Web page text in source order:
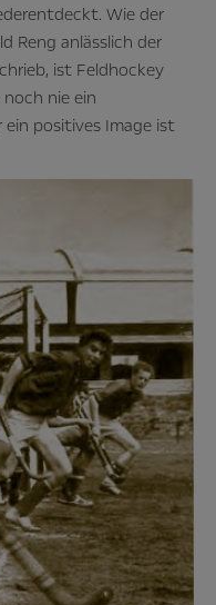
Wie der
Reng anlässlich der
ist Feldhockey
nie ein
ein positives Image ist